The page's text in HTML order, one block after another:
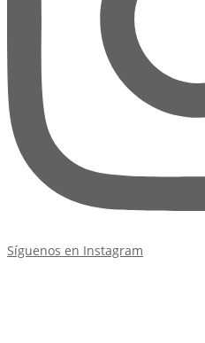
Síguenos en Instagram